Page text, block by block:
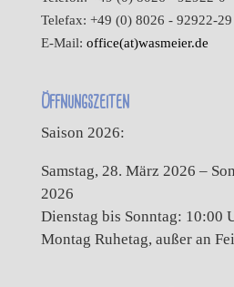
Telefax: +49 (0) 8026 - 92922-29
E-Mail: office(at)wasmeier.de
Öffnungszeiten
Saison 2026:
Samstag, 28. März 2026 –
2026
Dienstag bis Sonntag: 10:00
Montag Ruhetag, außer an